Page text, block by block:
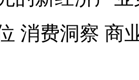
消费洞察 商